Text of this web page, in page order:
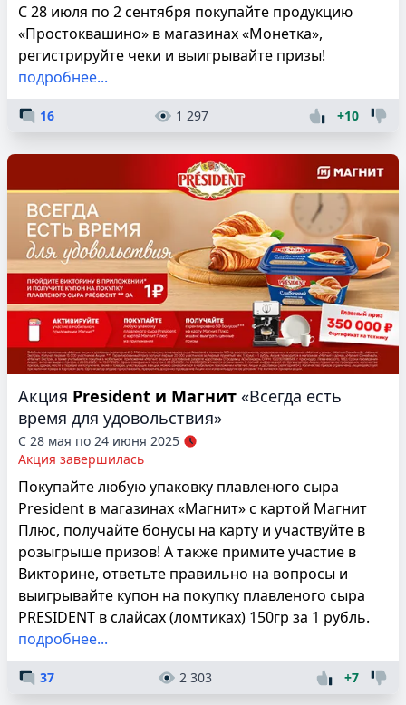
С 28 июля по 2 сентября покупайте продукцию
«Простоквашино» в магазинах «Монетка»,
регистрируйте чеки и выигрывайте призы!
подробнее...
16 1 297 +10
Акция President и Магнит «Всегда есть
время для удовольствия»
С 28 мая по 24 июня 2025
Акция завершилась
Покупайте любую упаковку плавленого сыра
President в магазинах «Магнит» с картой Магнит
Плюс, получайте бонусы на карту и участвуйте в
розыгрыше призов! А также примите участие в
Викторине, ответьте правильно на вопросы и
выигрывайте купон на покупку плавленого сыра
PRESIDENT в слайсах (ломтиках) 150гр за 1 рубль.
подробнее...
37 2 303 +7